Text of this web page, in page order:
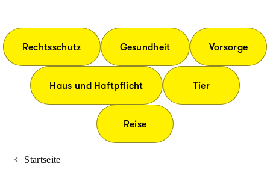
Rechtsschutz Gesundheit Vorsorge
Haus und Haftpflicht Tier
Reise
Startseite